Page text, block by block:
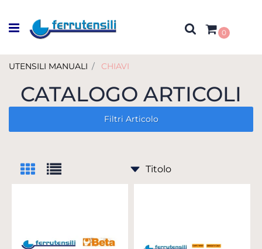
Open menu
0
UTENSILI MANUALI CHIAVI
CATALOGO ARTICOLI
Filtri Articolo